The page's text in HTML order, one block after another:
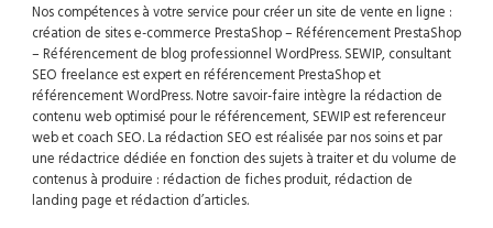
Nos compétences à votre service pour créer un site de vente en ligne :
création de sites e-commerce PrestaShop – Référencement PrestaShop
– Référencement de blog professionnel WordPress. SEWIP, consultant
SEO freelance est expert en référencement PrestaShop et
référencement WordPress. Notre savoir-faire intègre la rédaction de
contenu web optimisé pour le référencement, SEWIP est referenceur
web et coach SEO. La rédaction SEO est réalisée par nos soins et par
une rédactrice dédiée en fonction des sujets à traiter et du volume de
contenus à produire : rédaction de fiches produit, rédaction de
landing page et rédaction d’articles.